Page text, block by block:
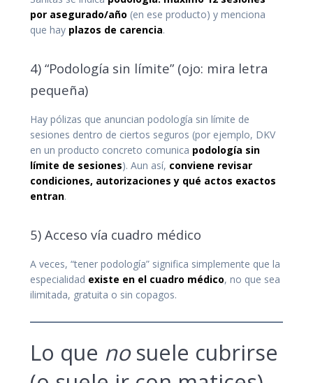
por asegurado/año (en ese producto) y menciona
que hay plazos de carencia.
4) “Podología sin límite” (ojo: mira letra
pequeña)
Hay pólizas que anuncian podología sin límite de
sesiones dentro de ciertos seguros (por ejemplo, DKV
en un producto concreto comunica podología sin
límite de sesiones). Aun así, conviene revisar
condiciones, autorizaciones y qué actos exactos
entran.
5) Acceso vía cuadro médico
A veces, “tener podología” significa simplemente que la
especialidad existe en el cuadro médico, no que sea
ilimitada, gratuita o sin copagos.
Lo que nosuele cubrirse